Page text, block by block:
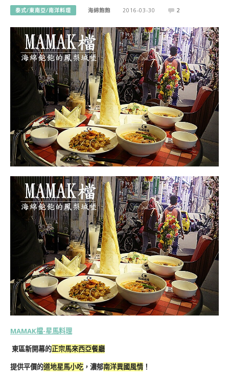
泰式/東南亞/南洋料理 海綿飽飽 2016-03-30 2
MAMAK檔-星馬料理
東區新開幕的正宗馬來西亞餐廳
提供平價的道地星馬小吃，濃郁南洋異國風情 ！